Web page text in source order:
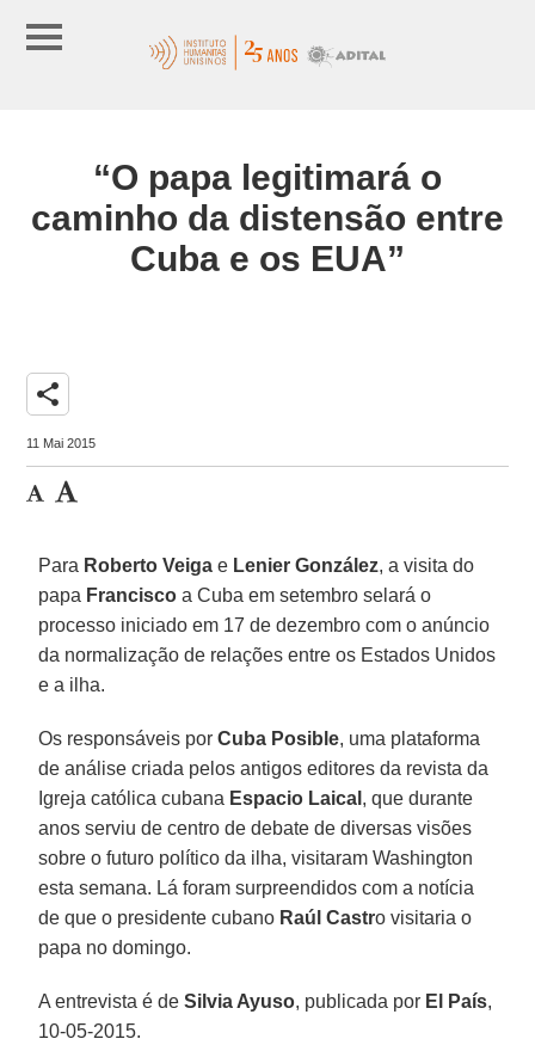
“O papa legitimará o
caminho da distensão entre
Cuba e os EUA”
share
11 Mai 2015
Para Roberto Veiga e Lenier González, a visita do
papa Francisco a Cuba em setembro selará o
processo iniciado em 17 de dezembro com o anúncio
da normalização de relações entre os Estados Unidos
e a ilha.
Os responsáveis porCuba Posible, uma plataforma
de análise criada pelos antigos editores da revista da
Igreja católica cubana Espacio Laical , que durante
anos serviu de centro de debate de diversas visões
sobre o futuro político da ilha, visitaram Washington
esta semana. Lá foram surpreendidos com a notícia
de que o presidente cubano Raúl Castro visitaria o
papa no domingo.
A entrevista é deSilvia Ayuso, publicada por El País,
10-05-2015.